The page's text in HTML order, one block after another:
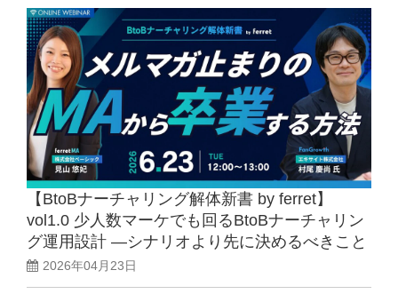
【BtoBナーチャリング解体新書 by ferret】
vol1.0 少人数マーケでも回るBtoBナーチャリン
グ運用設計 ―シナリオより先に決めるべきこと
2026年04月23日